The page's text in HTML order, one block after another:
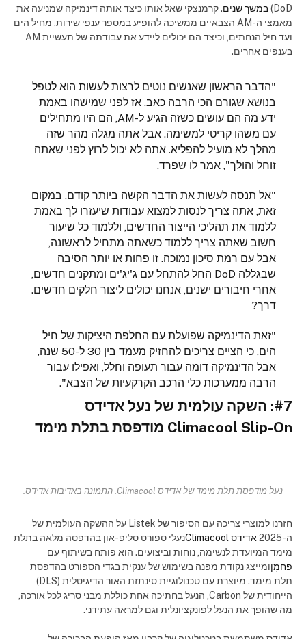
DoD)
במשך שנים. קרמנצקי שאל אותו כיצד אותה דינמיקה שמניעה את
מאמצי ה-AM הצבאיים ממשיכה להופיע במספר ענפי שירות, מחיל הים
ועד חיל הנחתים, וכיצד הם יכולים ליידע את עבודתה של תעשיית AM
בענפים אחרים.
"הדבר הראשון שאנשים נוטים לרצות לעשות הוא לטפל
בנושא שגורם הכי הרבה כאב. אז לפני שמישהו באמת
ידע מה הם עושים כשזה הגיע ל-AM, הם היו מתחילים
עם משהו קריטי למשימה. אבל אתה מגלה מהר שזה
מהלך לא מועיל להפליא. אתה לא יכול לרוץ לפני שאתה
זוחל והולך", אמר לו שפרד.
"אל תנסה לעשות את הדבר הקשה ביותר קודם. במקום
זאת, אתה צריך לנסות למצוא עבודות שיעזרו לך באמת
ללמוד את תהליכי הייצור החדשים, וללמוד כל שיעור
חשוב שאתה צריך ללמוד כשאתה מתחיל לראשונה,
אבל עם רמת סיכון נמוכה. זו פחות או יותר הסיבה
שבגללה DoD החל להתחל עם ג'יג'ים ומתקנים חדשים,
אחרי חיבורים ישנים, אנחנו יכולים ליצור חלקים חדשים.
דרך?
"זאת הדינמיקה שפועלת עם החלפת היציקות של חיל
הים, כי הציים צריכים להחזיק מעמד בין 30 ל-50 שנה,
אבל הדינמיקה דומה עבור תעופה וחלל, ואפילו עבור
הרבה ממערכות כלי הרכב הקרקעיות של הצבא".
#7: השקה עולמית של נעל אדידס
Climacool Slip-On מודפסת בתלת מימד
נעל מודפסת תלת מימד של אדידס Climacool. התמונה באדיבות אדידס.
חזרנו למוצרי צריכה עם הסיפור של Listek על ההשקה העולמית של
ה-2025
אדידס Climacool
נעלי ספורט סליפ-און בהדפסה מלאה בתלת
מימד המיועדת לנשימה, נוחות וביצועים. הוא פותח בשיתוף עם
פַּחמָןומייצג נקודת מפנה בשימוש של ענקית בגדי הספורט בהדפסת
תלת מימד. מיוצרת עם טכנולוגיית סינתזת האור הדיגיטלית (DLS)
הייחודית של Carbon, הנעל בחתיכה אחת כוללת מבני סריג לכל אורכה,
מה שהופך את הנעל לפונקציונלית וגם למראה עתידני.